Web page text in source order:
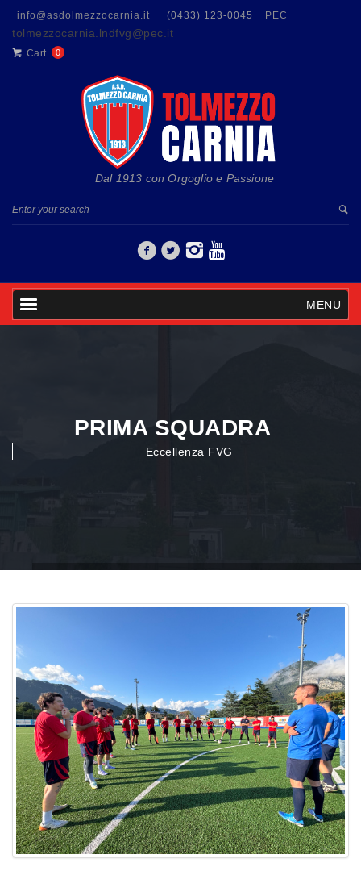
info@asdolmezzocarnia.it (0433) 123-0045 PEC
tolmezzocarnia.lndfvg@pec.it
Cart 0
Dal 1913 con Orgoglio e Passione
MENU
PRIMA SQUADRA
Eccellenza FVG